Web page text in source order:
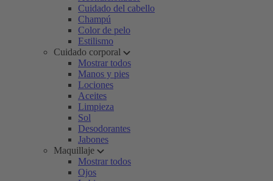
Cuidado del cabello
Champú
Color de pelo
Estilismo
Cuidado corporal
Mostrar todos
Manos y pies
Lociones
Aceites
Limpieza
Sol
Desodorantes
Jabones
Maquillaje
Mostrar todos
Ojos